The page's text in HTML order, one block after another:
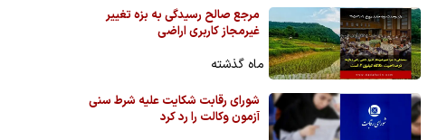
مرجع صالح رسیدگی به بزه تغییر
غیرمجاز کاربری اراضی
ماه گذشته
شورای رقابت شکایت علیه شرط سنی
آزمون وکالت را رد کرد